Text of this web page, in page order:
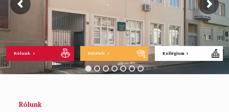
Rólunk Felvételi Kollégium
Rólunk